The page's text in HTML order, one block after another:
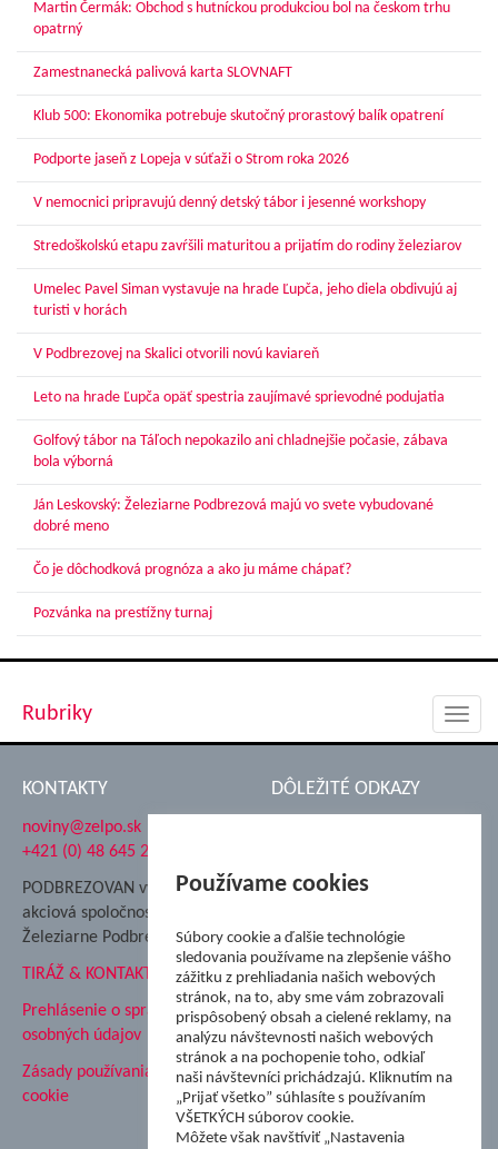
Martin Čermák: Obchod s hutníckou produkciou bol na českom trhu
opatrný
Zamestnanecká palivová karta SLOVNAFT
Klub 500: Ekonomika potrebuje skutočný prorastový balík opatrení
Podporte jaseň z Lopeja v súťaži o Strom roka 2026
V nemocnici pripravujú denný detský tábor i jesenné workshopy
Stredoškolskú etapu zavŕšili maturitou a prijatím do rodiny železiarov
Umelec Pavel Siman vystavuje na hrade Ľupča, jeho diela obdivujú aj
turisti v horách
V Podbrezovej na Skalici otvorili novú kaviareň
Leto na hrade Ľupča opäť spestria zaujímavé sprievodné podujatia
Golfový tábor na Táľoch nepokazilo ani chladnejšie počasie, zábava
bola výborná
Ján Leskovský: Železiarne Podbrezová majú vo svete vybudované
dobré meno
Čo je dôchodková prognóza a ako ju máme chápať?
Pozvánka na prestížny turnaj
Rubriky
KONTAKTY
noviny@zelpo.sk
+421 (0) 48 645 2711
PODBREZOVAN vydáva
akciová spoločnosť
Železiarne Podbrezová
TIRÁŽ & KONTAKT
Prehlásenie o spracovaní
osobných údajov
Zásady používania súborov
cookie
DÔLEŽITÉ ODKAZY
Nadácia Železiarne
ŽP Informatika s.r.o.
ŠK Železiarne Podbrezová
Tále a.s.
Používame cookies
Súbory cookie a ďalšie technológie
sledovania používame na zlepšenie vášho
zážitku z prehliadania našich webových
stránok, na to, aby sme vám zobrazovali
prispôsobený obsah a cielené reklamy, na
analýzu návštevnosti našich webových
stránok a na pochopenie toho, odkiaľ
naši návštevníci prichádzajú. Kliknutím na
„Prijať všetko” súhlasíte s používaním
VŠETKÝCH súborov cookie.
Môžete však navštíviť „Nastavenia